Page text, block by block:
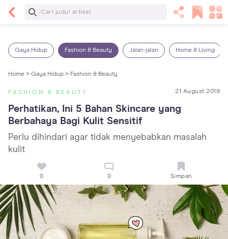
Baca Selanjutnya
Gaya Hidup Fashion & Beauty Jalan-jalan Home & Living
Home > Gaya Hidup > Fashion & Beauty
FASHION & BEAUTY 21 August 2019
Perhatikan, Ini 5 Bahan Skincare yang
Berbahaya Bagi Kulit Sensitif
Perlu dihindari agar tidak menyebabkan masalah
kulit
0 0 Simpan